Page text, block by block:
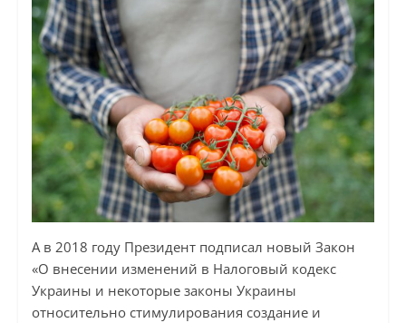
А в 2018 году Президент подписал новый Закон
«О внесении изменений в Налоговый кодекс
Украины и некоторые законы Украины
относительно стимулирования создание и